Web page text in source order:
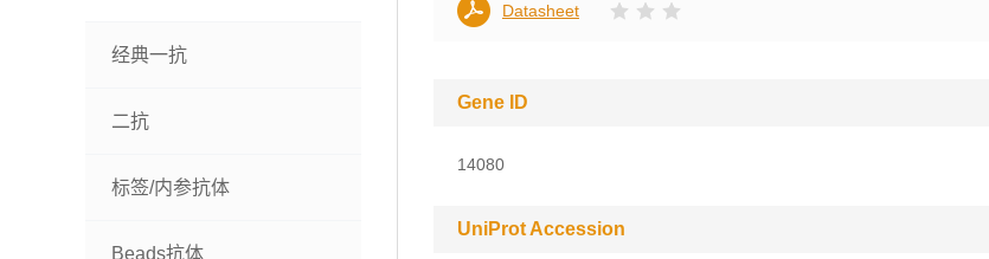
经典一抗
二抗
标签/内参抗体
Beads抗体
Datasheet
Gene ID
14080
UniProt Accession